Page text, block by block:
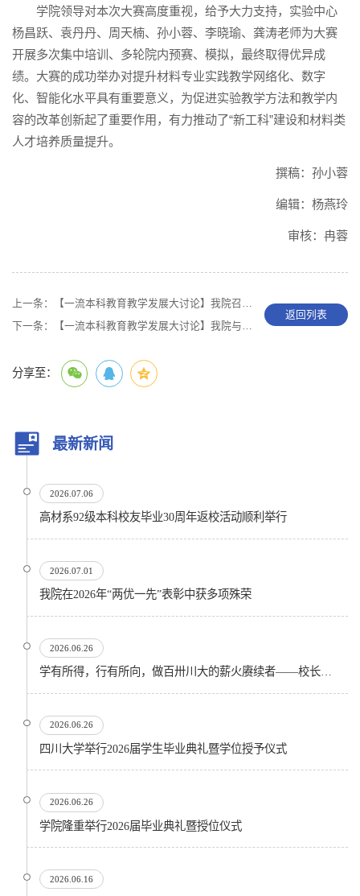
学院领导对本次大赛高度重视，给予大力支持，实验中心
杨昌跃、袁丹丹、周天楠、孙小蓉、李晓瑜、龚涛老师为大赛
开展多次集中培训、多轮院内预赛、模拟，最终取得优异成
绩。大赛的成功举办对提升材料专业实践教学网络化、数字
化、智能化水平具有重要意义，为促进实验教学方法和教学内
容的改革创新起了重要作用，有力推动了“新工科”建设和材料类
人才培养质量提升。
撰稿：孙小蓉
编辑：杨燕玲
审核：冉蓉
上一条：
【一流本科教育教学发展大讨论】我院召开本科生座谈会
下一条：
【一流本科教育教学发展大讨论】我院与生物医学工程学院、机械工程学院联合举办基层教学组织建设研讨交流活动
返回列表
分享至：
最新新闻
2026.07.06
高材系92级本科校友毕业30周年返校活动顺利举行
2026.07.01
我院在2026年“两优一先”表彰中获多项殊荣
2026.06.26
2026.06.26
四川大学举行2026届学生毕业典礼暨学位授予仪式
2026.06.26
​学院隆重举行2026届毕业典礼暨授位仪式
2026.06.16